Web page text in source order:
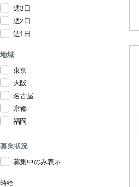
週3日
週2日
週1日
地域
東京
大阪
名古屋
京都
福岡
募集状況
募集中のみ表示
時給